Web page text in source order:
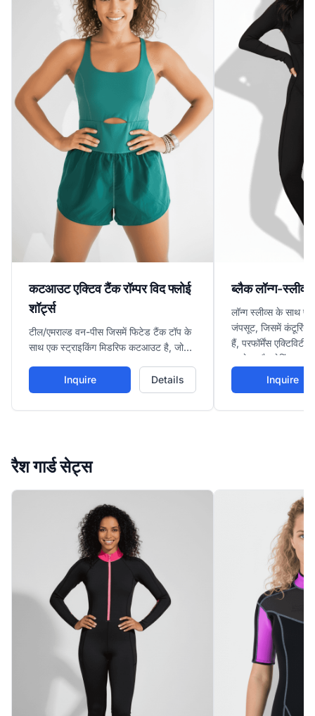
कटआउट एक्टिव टैंक रॉम्पर विद फ्लोई
शॉर्ट्स
टील/एमराल्ड वन-पीस जिसमें फिटेड टैंक टॉप के
साथ एक स्ट्राइकिंग मिडरिफ कटआउट है, जो
ब्रीदेबल कंफर्ट के साथ एक्टिव वर्कआउट्स के
लिए परफेक्ट।
Inquire Details
ब्लैक लॉन्ग-
लॉन्ग स्लीव्स के साथ
जंपसूट, जिसमें कंटूरिंग
हैं, परफॉर्मेंस
कवरेज और शेपिंग
Inquire
रैश गार्ड सेट्स